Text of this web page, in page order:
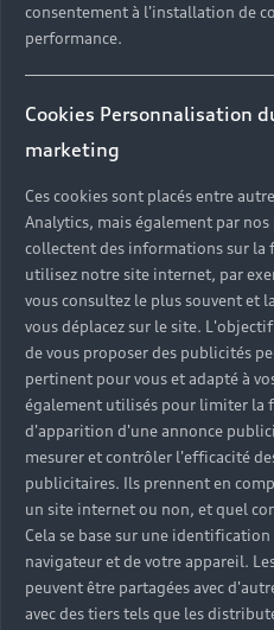
consentement à l'installation de
performance.
Cookies Personnalisation
marketing
Ces cookies sont placés entre
Analytics, mais également par
collectent des informations sur la
utilisez notre site internet, par
vous consultez le plus souvent et
vous déplacez sur le site.
de vous proposer des publicités
pertinent pour vous et adapté à
également utilisés pour limiter la
d'apparition d'une annonce
mesurer et contrôler l'efficacité
publicitaires. Ils prennent en
un site internet ou non, et quel
Cela se base sur une
navigateur et de votre appareil.
peuvent être partagées avec
avec des tiers tels que les